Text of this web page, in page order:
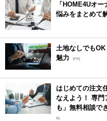
「HOME4Uオ
悩みをまとめて
土地なしでも
魅力
[PR]
はじめての注文
なえよう！ 専門
も」無料相談で
R]